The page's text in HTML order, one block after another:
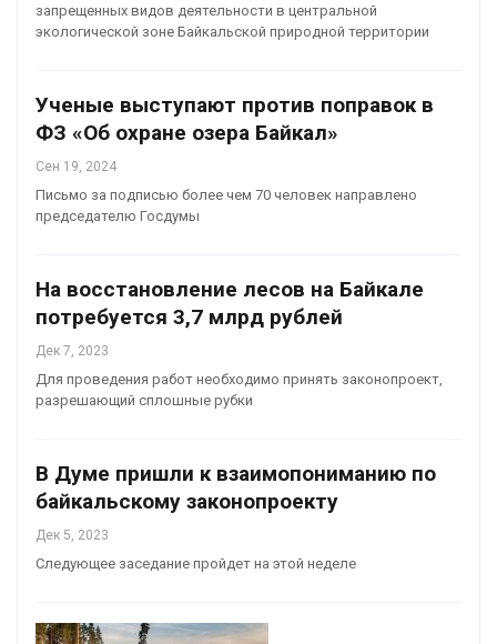
запрещенных видов деятельности в центральной
экологической зоне Байкальской природной территории
Ученые выступают против поправок в
ФЗ «Об охране озера Байкал»
Сен 19, 2024
Письмо за подписью более чем 70 человек направлено
председателю Госдумы
На восстановление лесов на Байкале
потребуется 3,7 млрд рублей
Дек 7, 2023
Для проведения работ необходимо принять законопроект,
разрешающий сплошные рубки
В Думе пришли к взаимопониманию по
байкальскому законопроекту
Дек 5, 2023
Следующее заседание пройдет на этой неделе